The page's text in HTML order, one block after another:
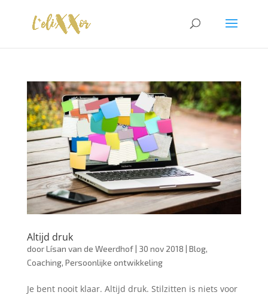
Altijd druk
doorLísan van de Weerdhof| 30 nov 2018 | Blog,
Coaching, Persoonlijke ontwikkeling
Je bent nooit klaar. Altijd druk. Stilzitten is niets voor